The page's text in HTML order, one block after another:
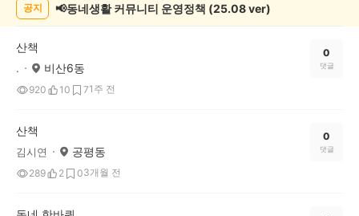
기
공지 📢동네생활 커뮤니티 운영정책 (25.08 ver)
산책
. 비산6동
920 10 71주 전
0
댓글
산책
김시연 공평동
289 2 03개월 전
0
댓글